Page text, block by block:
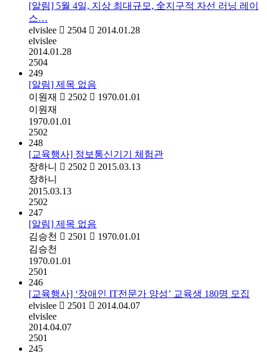
[알림] 5월 4일, 지상 최대규모, 全지구적 자선 러닝 레이
스…
elvislee
2504
2014.01.28
elvislee
2014.01.28
2504
249
[알림] 제목 없음
이원재
2502
1970.01.01
이원재
1970.01.01
2502
248
[교육행사] 정보통신기기 체험관
장하니
2502
2015.03.13
장하니
2015.03.13
2502
247
[알림] 제목 없음
김승천
2501
1970.01.01
김승천
1970.01.01
2501
246
[교육행사] ‘장애인 IT전문가 양성’ 교육생 180명 모집
elvislee
2501
2014.04.07
elvislee
2014.04.07
2501
245